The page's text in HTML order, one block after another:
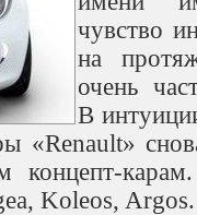
чувство
на
очень
В
«Renault»
концепт-
Koleos, Argos.